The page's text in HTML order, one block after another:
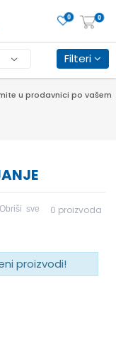
0
0
u prodavnici po vašem
Filteri
0 proizvoda
Obriši sve
proizvodi!